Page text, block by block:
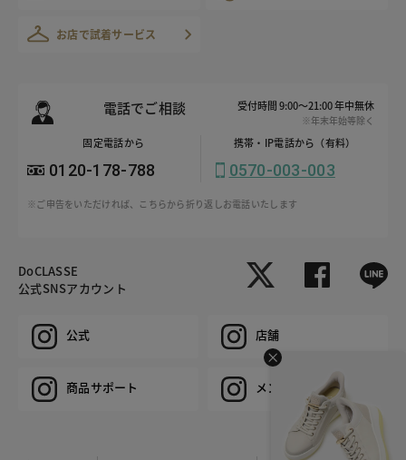
お店で試着サービス
電話でご相談 受付時間 9:00～21:00 年中無休
※年末年始等除く
固定電話から
0120-178-788
携帯・IP電話から（有料）
0570-003-003
※ご申告をいただければ、こちらから折り返しお電話いたします
DoCLASSE
公式SNSアカウント
公式 店舗
商品サポート メンズ